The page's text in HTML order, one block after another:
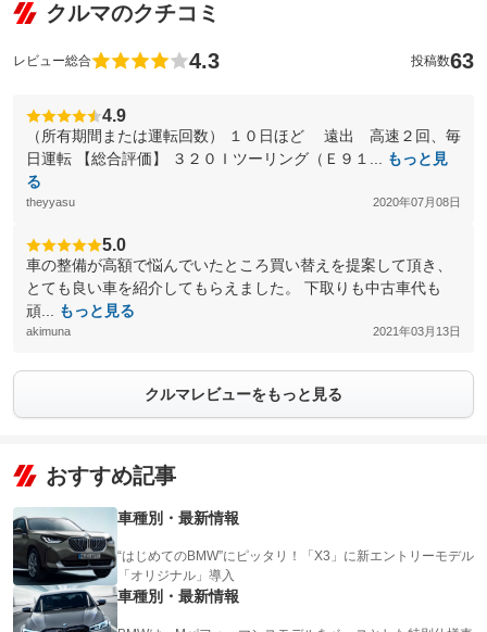
クルマのクチコミ
レビュー総合 4.3 投稿数63
4.9
（所有期間または運転回数） １０日ほど 遠出 高速２回、毎
日運転 【総合評価】 ３２０Ｉツーリング（Ｅ９１...
もっと見
る
theyyasu 2020年07月08日
5.0
車の整備が高額で悩んでいたところ買い替えを提案して頂き、
とても良い車を紹介してもらえました。 下取りも中古車代も
頑...
もっと見る
akimuna 2021年03月13日
クルマレビューをもっと見る
おすすめ記事
車種別・最新情報
“はじめてのBMW”にピッタリ！「X3」に新エントリーモデル
「オリジナル」導入
車種別・最新情報